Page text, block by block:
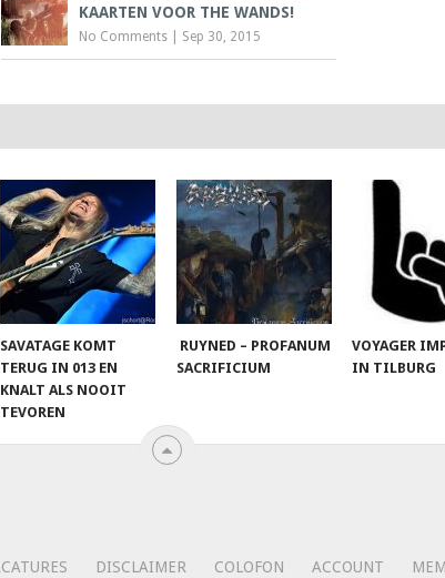
KAARTEN VOOR THE WANDS!
No Comments Sep 30, 2015
SAVATAGE KOMT
TERUG IN 013 EN
KNALT ALS NOOIT
TEVOREN
RUYNED – PROFANUM
SACRIFICIUM
VOYAGER
IN TILBURG
DISCLAIMER COLOFON ACCOUNT